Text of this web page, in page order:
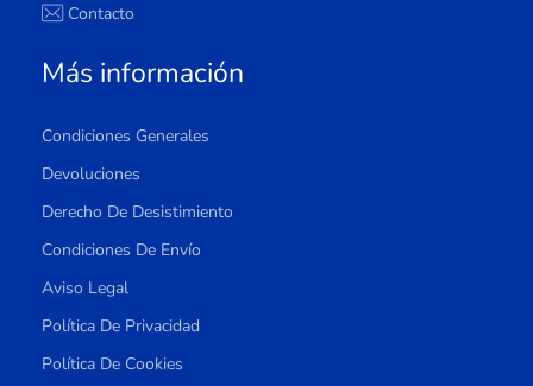
Contacto
Más información
Condiciones Generales
Devoluciones
Derecho De Desistimiento
Condiciones De Envío
Aviso Legal
Política De Privacidad
Política De Cookies